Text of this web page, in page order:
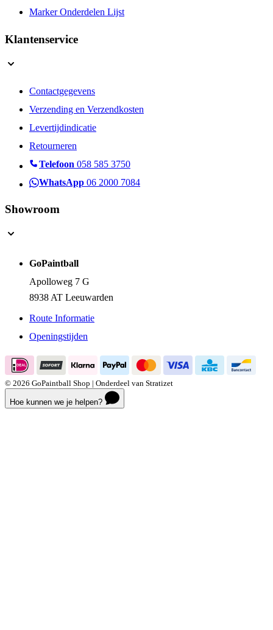
Marker Onderdelen Lijst
Klantenservice
Contactgegevens
Verzending en Verzendkosten
Levertijdindicatie
Retourneren
Telefoon 058 585 3750
WhatsApp 06 2000 7084
Showroom
GoPaintball
Apolloweg 7 G
8938 AT Leeuwarden
Route Informatie
Openingstijden
© 2026 GoPaintball Shop | Onderdeel van Stratizet
Hoe kunnen we je helpen?